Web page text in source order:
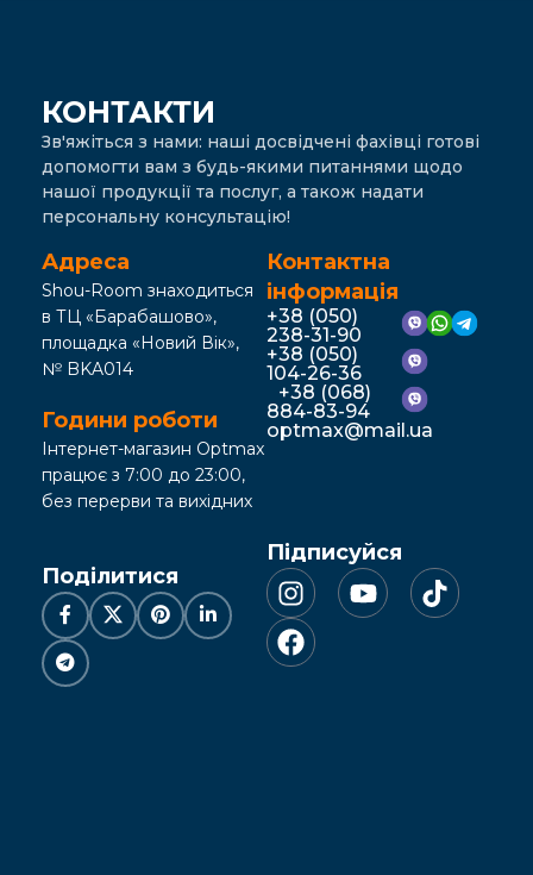
КОНТАКТИ
Зв'яжіться з нами: наші досвідчені фахівці готові
допомогти вам з будь-якими питаннями щодо
нашої продукції та послуг, а також надати
персональну консультацію!
Адреса
Shou-Room знаходиться
в ТЦ «Барабашово»,
площадка «Новий Вік»,
№ BKA014
Години роботи
Інтернет-магазин Optmax
працює з 7:00 до 23:00,
без перерви та вихідних
Контактна
інформація
+38 (050)
238-31-90
+38 (050)
104-26-36
+38 (068)
884-83-94
optmax@mail.ua
Поділитися
Підписуйся